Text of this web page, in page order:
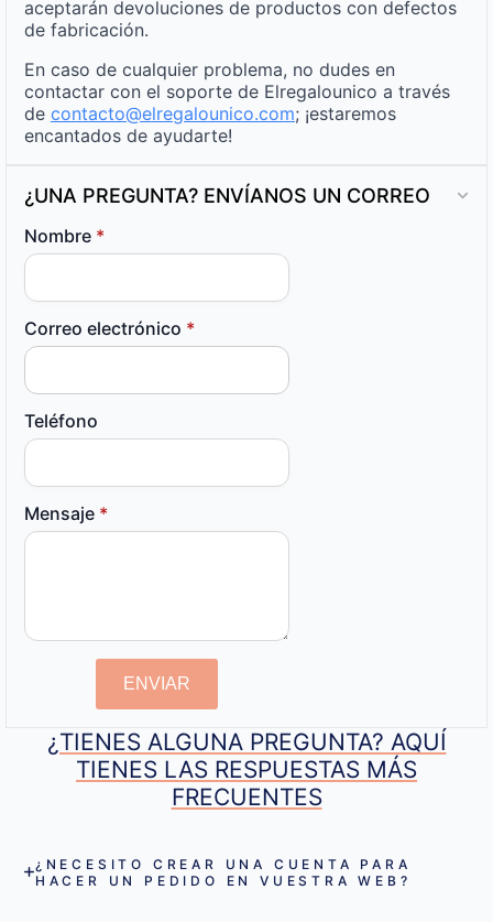
aceptarán devoluciones de productos con defectos
de fabricación.
En caso de cualquier problema, no dudes en
contactar con el soporte de Elregalounico a través
de contacto@elregalounico.com; ¡estaremos
encantados de ayudarte!
¿UNA PREGUNTA? ENVÍANOS UN CORREO
Nombre *
Correo electrónico *
Teléfono
Mensaje *
ENVIAR
¿TIENES ALGUNA PREGUNTA? AQUÍ
TIENES LAS RESPUESTAS MÁS
FRECUENTES
¿NECESITO CREAR UNA CUENTA PARA
HACER UN PEDIDO EN VUESTRA WEB?